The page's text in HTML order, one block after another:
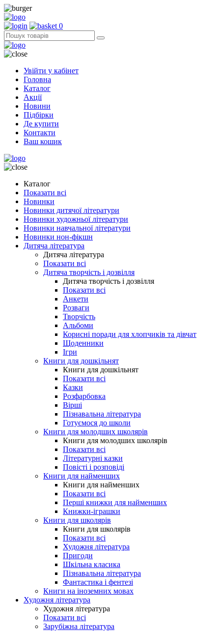
0
Увійти у кабінет
Головна
Каталог
Акції
Новини
Підбірки
Де купити
Контакти
Ваш кошик
Каталог
Показати всі
Новинки
Новинки дитячої літератури
Новинки художньої літератури
Новинки навчальної літератури
Новинки нон-фікшн
Дитяча література
Дитяча література
Показати всі
Дитяча творчість і дозвілля
Дитяча творчість і дозвілля
Показати всі
Анкети
Розваги
Творчість
Альбоми
Корисні поради для хлопчиків та дівчат
Щоденники
Ігри
Книги для дошкільнят
Книги для дошкільнят
Показати всі
Казки
Розфарбовка
Вірші
Пізнавальна література
Готуємося до школи
Книги для молодших школярів
Книги для молодших школярів
Показати всі
Літературні казки
Повісті і розповіді
Книги для найменших
Книги для найменших
Показати всі
Перші книжки для найменших
Книжки-іграшки
Книги для школярів
Книги для школярів
Показати всі
Художня література
Пригоди
Шкільна класика
Пізнавальна література
Фантастика і фентезі
Книги на іноземних мовах
Художня література
Художня література
Показати всі
Зарубіжна література